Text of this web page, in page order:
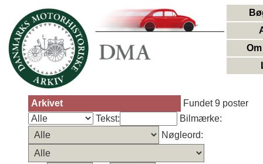
Arkivet
Fundet 9 poster
Tekst:
Bilmærke:
Nøgleord: